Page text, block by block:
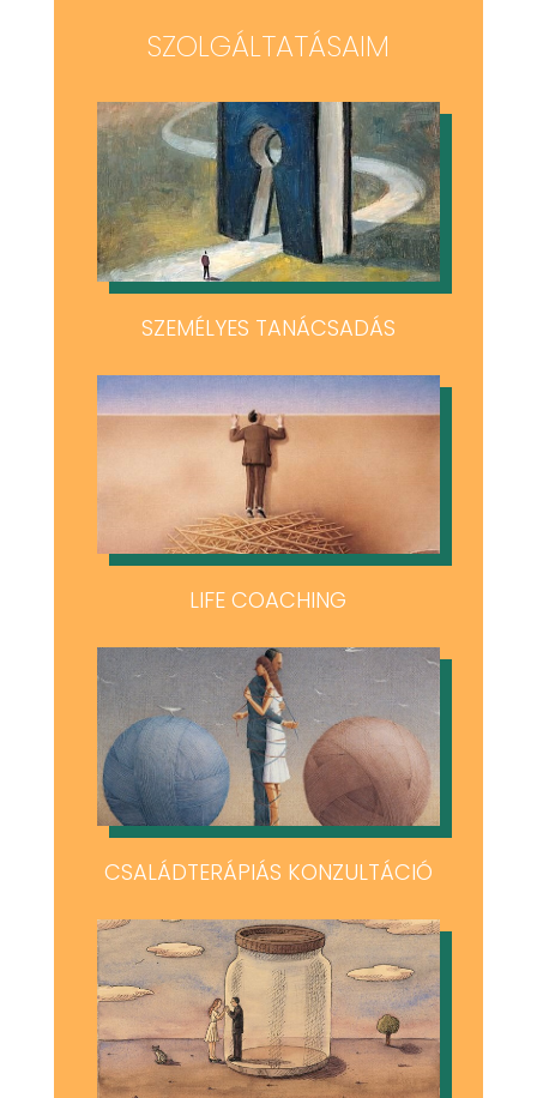
SZOLGÁLTATÁSAIM
SZEMÉLYES TANÁCSADÁS
LIFE COACHING
CSALÁDTERÁPIÁS KONZULTÁCIÓ